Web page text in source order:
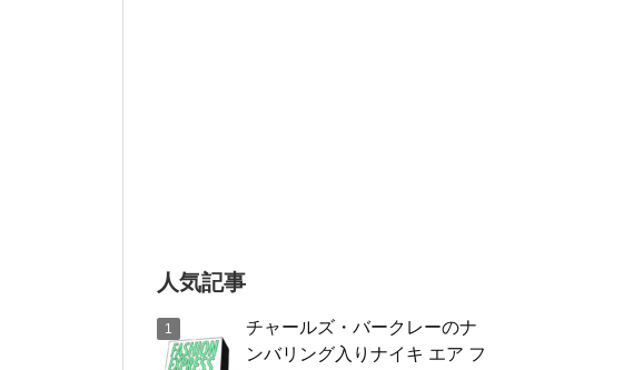
人気記事
チャールズ・バークレーのナ
ンバリング入りナイキ エア フ